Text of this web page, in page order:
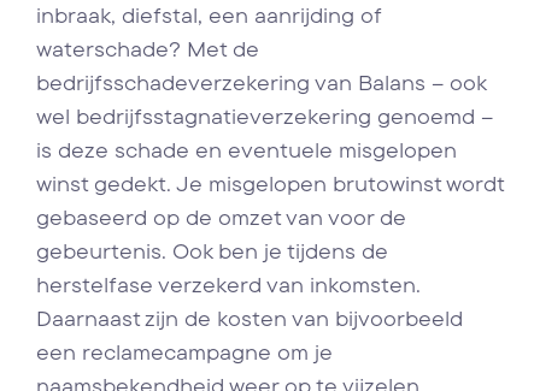
inbraak, diefstal, een aanrijding of
waterschade? Met de
bedrijfsschadeverzekering van Balans – ook
wel bedrijfsstagnatieverzekering genoemd –
is deze schade en eventuele misgelopen
winst gedekt. Je misgelopen brutowinst wordt
gebaseerd op de omzet van voor de
gebeurtenis. Ook ben je tijdens de
herstelfase verzekerd van inkomsten.
Daarnaast zijn de kosten van bijvoorbeeld
een reclamecampagne om je